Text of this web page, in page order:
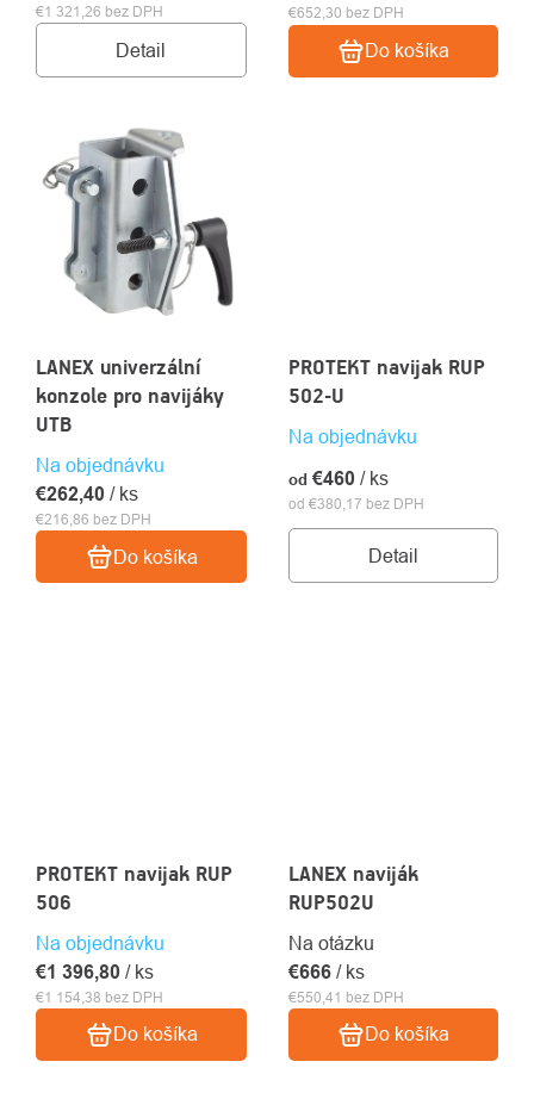
€1 321,26 bez DPH
Detail
€652,30 bez DPH
Do košíka
LANEX univerzální
konzole pro navijáky
UTB
Na objednávku
€216,86 bez DPH
€262,40 / ks
Do košíka
PROTEKT navijak RUP
502-U
Na objednávku
od €380,17 bez DPH
od €460 / ks
Detail
PROTEKT navijak RUP
506
Na objednávku
€1 154,38 bez DPH
€1 396,80 / ks
Do košíka
LANEX naviják
RUP502U
Na otázku
€550,41 bez DPH
€666 / ks
Do košíka